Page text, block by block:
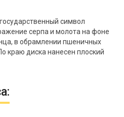
символ
серпа и молота на фоне
в обрамлении пшеничных
краю диска нанесен плоский